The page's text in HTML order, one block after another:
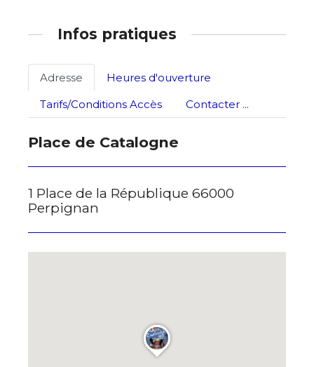
J'accepte les
* Champ obligatoire
Infos pratiques
Adresse
Heures d'ouverture
Tarifs/Conditions Accès
Contacter ...
Place de Catalogne
1 Place de la République 66000
Perpignan